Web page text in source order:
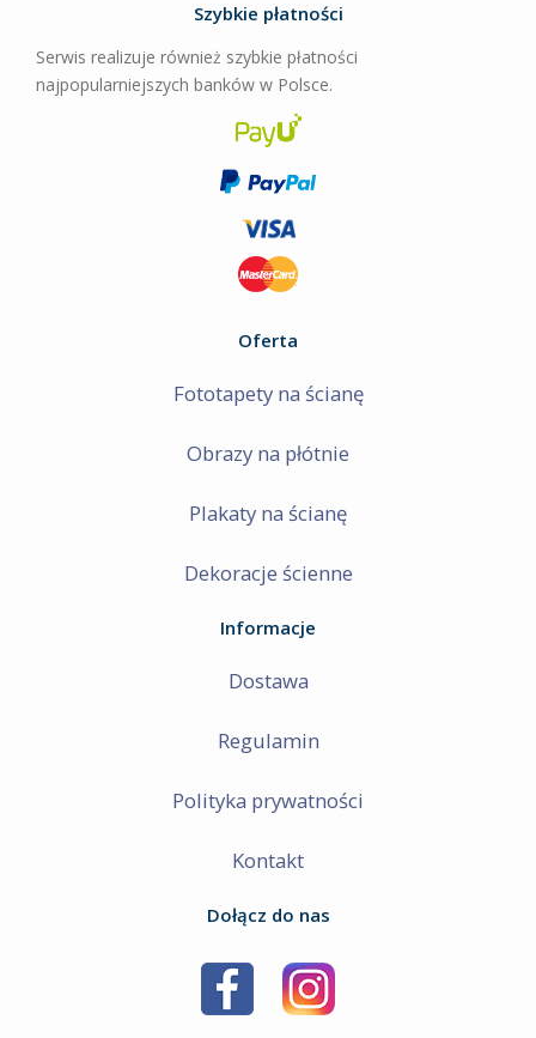
Szybkie płatności
Serwis realizuje również szybkie płatności
najpopularniejszych banków w Polsce.
Oferta
Fototapety na ścianę
Obrazy na płótnie
Plakaty na ścianę
Dekoracje ścienne
Informacje
Dostawa
Regulamin
Polityka prywatności
Kontakt
Dołącz do nas